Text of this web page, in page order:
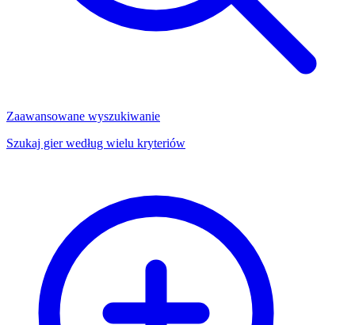
Zaawansowane wyszukiwanie
Szukaj gier według wielu kryteriów